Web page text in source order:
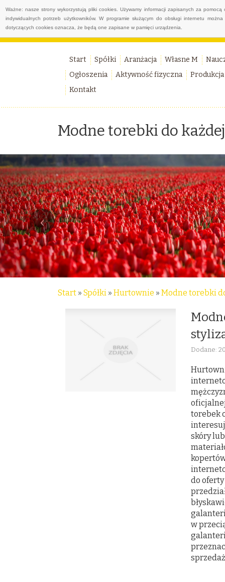
Ważne: nasze strony wykorzystują pliki cookies. Używamy informacji zapisanych za
indywidualnych potrzeb użytkowników. W programie służącym do obsługi internetu
dotyczących cookies oznacza, że będą one zapisane w pamięci urządzenia.
Start Spółki Aranżacja Własne M
Ogłoszenia
Aktywność fizyczna
Produkcja
Kontakt
Modne torebki do
Start » Spółki » Hurtownie » Modne torebki
Dodane:
torebek
skóry
do
w